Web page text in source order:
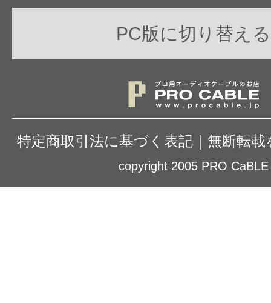
PC版に切り替える
特定商取引法に基づく表記 無断転載
copyright 2005 PRO CaBLE